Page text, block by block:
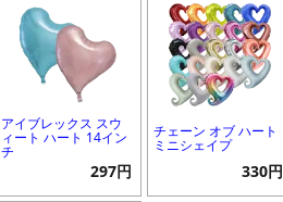
アイブレックス スウ
ィート ハート 14イン
チ
297円
チェーン オブ ハート
ミニシェイプ
330円